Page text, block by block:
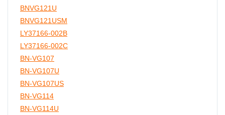
BNVG121U
BNVG121USM
LY37166-002B
LY37166-002C
BN-VG107
BN-VG107U
BN-VG107US
BN-VG114
BN-VG114U